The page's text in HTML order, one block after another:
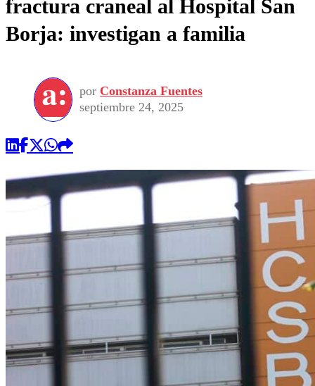
fractura craneal al Hospital San
Borja: investigan a familia
por Constanza Fuentes
septiembre 24, 2025